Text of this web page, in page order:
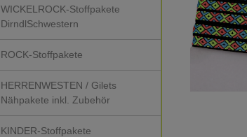
WICKELROCK-Stoffpakete
DirndlSchwestern
ROCK-Stoffpakete
HERRENWESTEN / Gilets
Nähpakete inkl. Zubehör
KINDER-Stoffpakete